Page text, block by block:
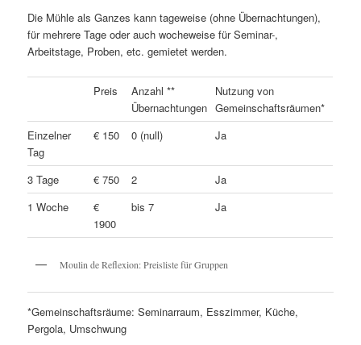
Die Mühle als Ganzes kann tageweise (ohne Übernachtungen),
für mehrere Tage oder auch wocheweise für Seminar-,
Arbeitstage, Proben, etc. gemietet werden.
Preis
Anzahl **
Übernachtungen
Nutzung von
Gemeinschaftsräumen*
Einzelner
Tag
€ 150 0 (null) Ja
3 Tage € 750 2
Ja
1 Woche
€
1900
bis 7 Ja
Moulin de Reflexion: Preisliste für Gruppen
*Gemeinschaftsräume: Seminarraum, Esszimmer, Küche,
Pergola, Umschwung